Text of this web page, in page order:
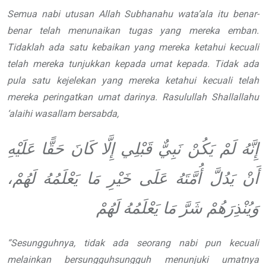
Semua nabi utusan Allah Subhanahu wata’ala itu benar-
benar telah menunaikan tugas
yang mereka emban.
Tidaklah ada satu kebaikan yang mereka ketahui kecuali
telah mereka tunjukkan kepada umat kepada. Tidak ada
pula satu kejelekan
yang mereka ketahui kecuali telah
mereka peringatkan umat darinya. Rasulullah Shallallahu
‘alaihi wasallam bersabda,
إِنَّهُ لَمْ يَكُنْ نَبِيٌّ قَبْلِي إِلَّا كَانَ حَقًّا عَلَيْهِ
أَنْيَدُلَّ أُمَّتَهُ عَلَى خَيْرِ مَا يَعْلَمُهُ لَهُمْ،
وَيُنْذِرَهُمْ شَرَّ مَا يَعْلَمُهُ لَهُمْ
“Sesungguhnya, tidak ada seorang
nabi pun kecuali
melainkan bersungguhsungguh
menunjuki umatnya